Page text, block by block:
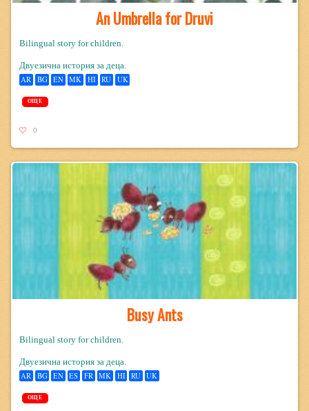
An Umbrella for Druvi
Bilingual story for children.
Двуезична история за деца.
AR BG EN MK HI RU UK
ОЩЕ
0
Busy Ants
Bilingual story for children.
Двуезична история за деца.
AR BG EN ES FR MK HI RU UK
ОЩЕ